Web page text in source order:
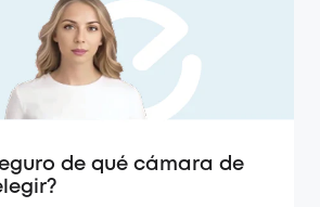
de qué cámara de